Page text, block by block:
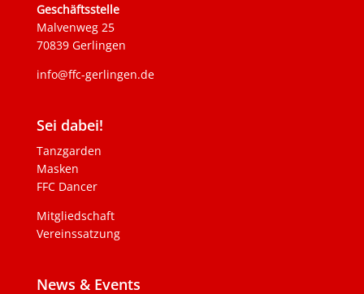
Geschäftsstelle
Malvenweg 25
70839 Gerlingen
info@ffc-gerlingen.de
Sei dabei!
Tanzgarden
Masken
FFC Dancer
Mitgliedschaft
Vereinssatzung
News & Events